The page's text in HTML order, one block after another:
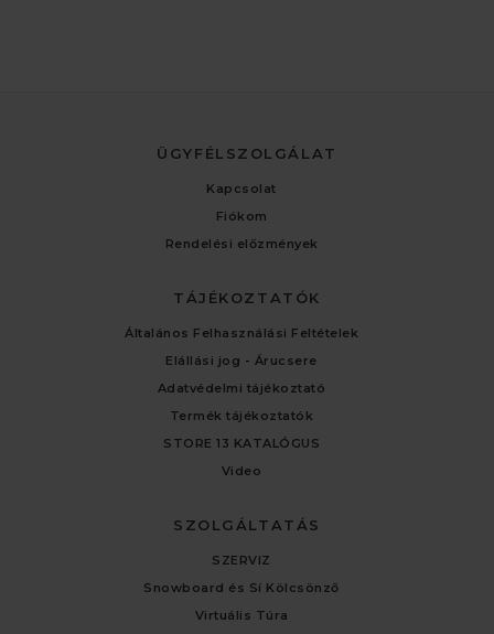
ÜGYFÉLSZOLGÁLAT
Kapcsolat
Fiókom
Rendelési előzmények
TÁJÉKOZTATÓK
Általános Felhasználási Feltételek
Elállási jog - Árucsere
Adatvédelmi tájékoztató
Termék tájékoztatók
STORE 13 KATALÓGUS
Video
SZOLGÁLTATÁS
SZERVIZ
Snowboard és Sí Kölcsönző
Virtuális Túra